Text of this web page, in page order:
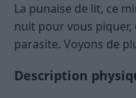
La punaise de lit, ce
nuit pour vous piquer,
parasite. Voyons de
Description